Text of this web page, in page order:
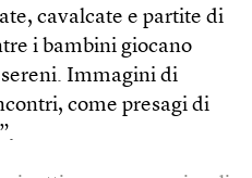
cavalcate e partite di
i bambini giocano
Immagini di
come presagi di